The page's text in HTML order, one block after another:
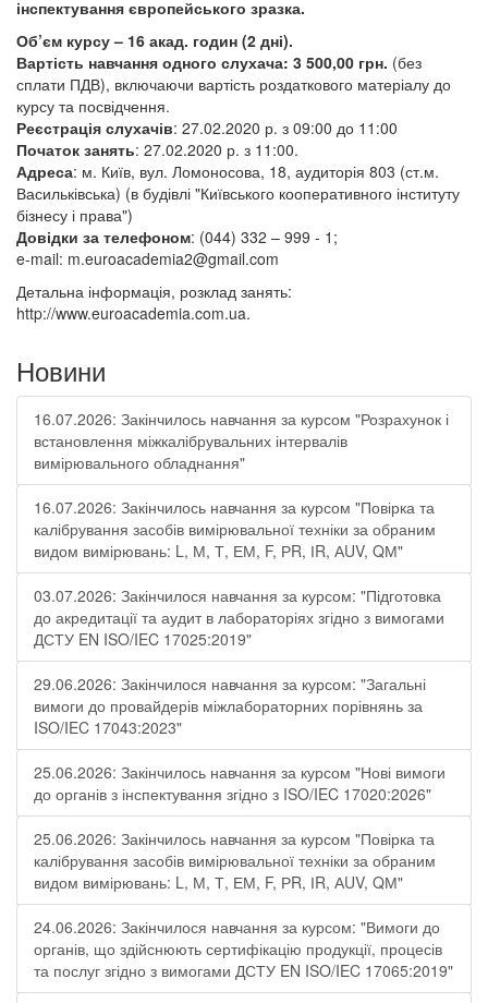
інспектування європейського зразка.
Об’єм курсу – 16 акад. годин (2 дні).
Вартість навчання одного слухача: 3 500,00 грн. (без
сплати ПДВ), включаючи вартість роздаткового матеріалу до
курсу та посвідчення.
Реєстрація слухачів: 27.02.2020 р. з 09:00 до 11:00
Початок занять: 27.02.2020 р. з 11:00.
Адреса: м. Київ, вул. Ломоносова, 18, аудиторія 803 (ст.м.
Васильківська) (в будівлі "Київського кооперативного інституту
бізнесу і права")
Довідки за телефоном: (044) 332 – 999 - 1;
e-mail: m.euroacademia2@gmail.com
Детальна інформація, розклад занять:
http://www.euroacademia.com.ua.
Новини
16.07.2026: Закінчилось навчання за курсом "Розрахунок і
встановлення міжкалібрувальних інтервалів
вимірювального обладнання"
16.07.2026: Закінчилось навчання за курсом "Повірка та
калібрування засобів вимірювальної техніки за обраним
видом вимірювань: L, М, Т, ЕМ, F, РR, ІR, АUV, QМ"
03.07.2026: Закінчилося навчання за курсом: "Підготовка
до акредитації та аудит в лабораторіях згідно з вимогами
ДСТУ EN ISO/IEC 17025:2019"
29.06.2026: Закінчилося навчання за курсом: "Загальні
вимоги до провайдерів міжлабораторних порівнянь за
ISO/IEC 17043:2023"
25.06.2026: Закінчилось навчання за курсом "Нові вимоги
до органів з інспектування згідно з ISO/IEC 17020:2026"
25.06.2026: Закінчилось навчання за курсом "Повірка та
калібрування засобів вимірювальної техніки за обраним
видом вимірювань: L, М, Т, ЕМ, F, РR, ІR, АUV, QМ"
24.06.2026: Закінчилося навчання за курсом: "Вимоги до
органів, що здійснюють сертифікацію продукції, процесів
та послуг згідно з вимогами ДСТУ EN ISO/IEC 17065:2019"